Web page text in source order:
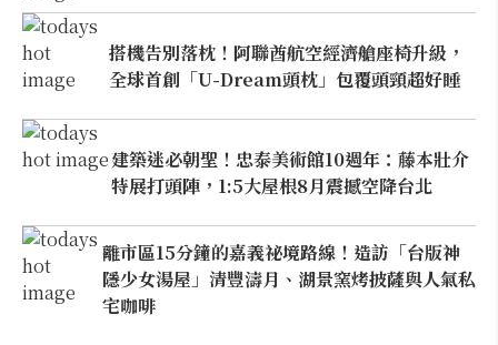
搭機告別落枕！阿聯酋航空經濟艙座椅升級，
全球首創「U-Dream頭枕」包覆頭頸超好睡
建築迷必朝聖！忠泰美術館10週年：藤本壯介
特展打頭陣，1:5大屋根8月震撼空降台北
離市區15分鐘的嘉義祕境路線！造訪「台版神
隱少女湯屋」清豐濤月、湖景窯烤披薩與人氣私
宅咖啡